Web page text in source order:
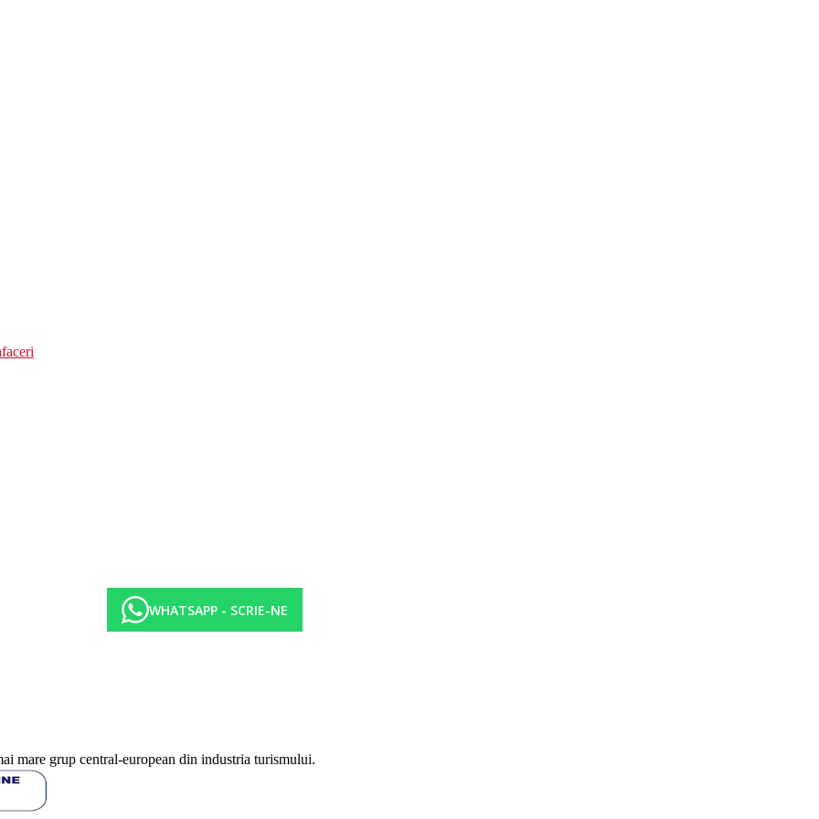
un pasaj subteran direct din hotel
(10:00-10:30), pranz (12:30-14:00), cina (19:00-21:00), cina de noapte (11:00 p.m.-02:00 a.m.), bufet pentru copii pentru pranz si cina,
ceai si prajituri (16:00-17:00)
- clatite turcesti umplute (11:00-16:00), bauturi racoritoare si bere nelimitate (09:30-17:30)
(10:30-02:00)
fi afectate de introducerea unor eventuale masuri de igiena sau antiepidemie in destinatia data.
WHATSAPP - SCRIE-NE
mare grup central-european din industria turismului.